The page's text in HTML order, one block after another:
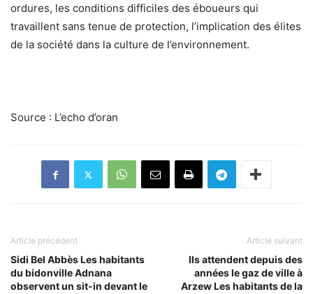
ordures, les conditions difficiles des éboueurs qui
travaillent sans tenue de protection, l’implication des élites
de la société dans la culture de l’environnement.
Source : L’echo d’oran
Article précédent
Sidi Bel Abbès Les habitants
du bidonville Adnana
observent un sit-in devant le
Article suivant
Ils attendent depuis des
années le gaz de ville à
Arzew Les habitants de la